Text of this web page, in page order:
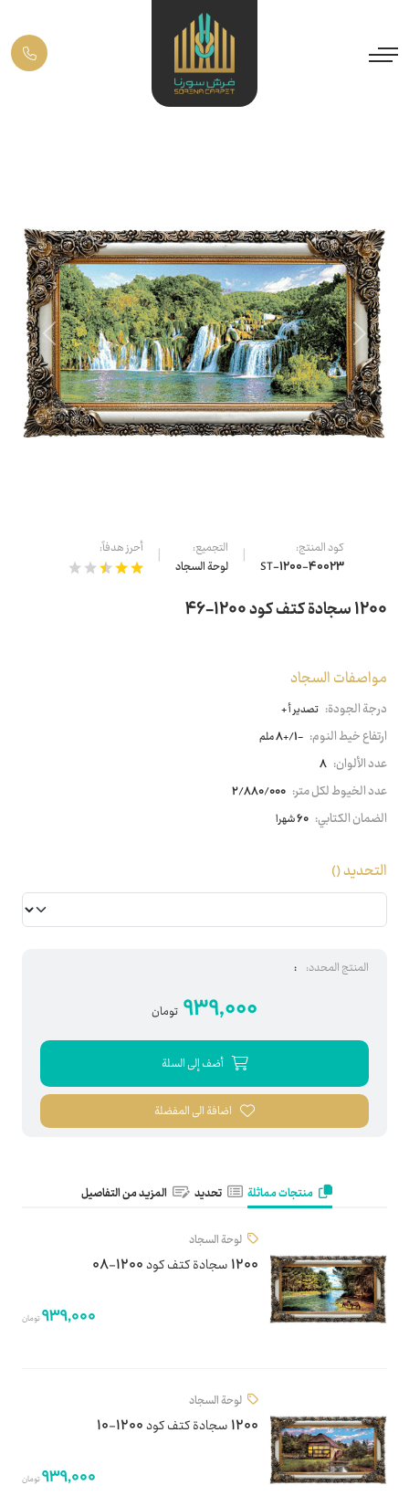
Previous Next
كود المنتج:
ST-1200-40023
التجميع:
لوحة السجاد
أحرز هدفاً:
1200 سجادة كتف كود 1200-46
مواصفات السجاد
درجة الجودة: تصدير أ +
ارتفاع خيط النوم: -1/+8 ملم
عدد الألوان: 8
عدد الخيوط لكل متر: 2/880/000
الضمان الكتابي: 60 شهرا
التحديد()
المنتج المحدد: :
939,000 تومان
أضف إلى السلة
اضافة الى المفضلة
منتجات مماثلة تحديد المزيد من التفاصيل
لوحة السجاد
1200 سجادة كتف كود 1200-08
939,000تومان
لوحة السجاد
1200 سجادة كتف كود 1200-10
939,000تومان